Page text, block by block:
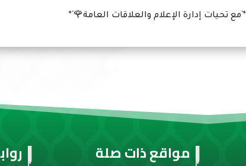
*`مع تحيات إدارة الإعلام والعلاقات العامة🌹`*
مواقع ذات صلة